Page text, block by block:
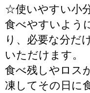
☆使いやすい小
食べやすいよう
り、必要な分だ
いただけます。
食べ残しやロス
凍してその日に